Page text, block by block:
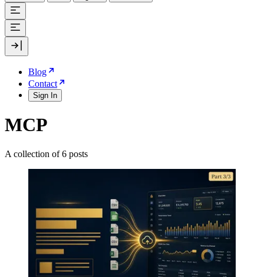
Blog
Contact
Sign In
MCP
A collection of 6 posts